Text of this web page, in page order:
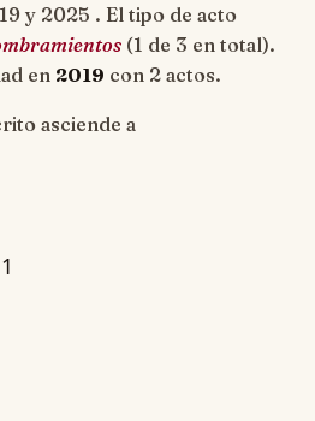
y 2025 . El tipo de acto
(1 de 3 en total).
en 2019 con 2 actos.
asciende a